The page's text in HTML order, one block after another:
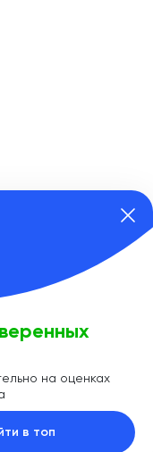
массовой
января 2019 г.
в сфере связи,
коммуникаций
на оценках
в топ